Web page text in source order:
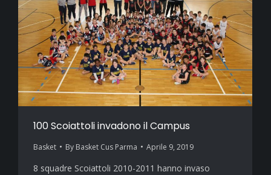
100 Scoiattoli invadono il Campus
Basket By Basket Cus Parma Aprile 9, 2019
8 squadre Scoiattoli 2010-2011 hanno invaso